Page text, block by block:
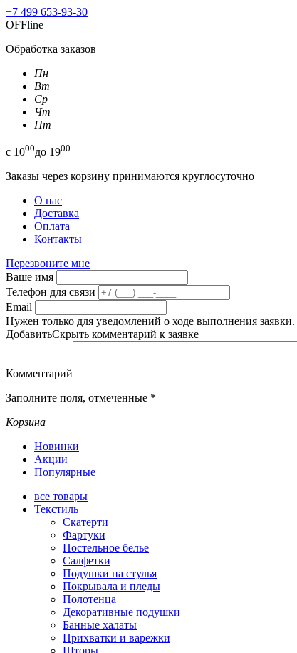
+7 499 653-93-30
OFFline
Обработка заказов
Пн
Вт
Ср
Чт
Пт
с 1000до 1900
Заказы через корзину принимаются круглосуточно
О нас
Доставка
Оплата
Контакты
Перезвоните мне
Ваше имя
Телефон для связи
Email
Нужен только для уведомлений о ходе выполнения заявки.
ДобавитьСкрыть комментарий к заявке
Комментарий
Заполните поля, отмеченные *
Корзина
Новинки
Акции
Популярные
все товары
Текстиль
Скатерти
Фартуки
Постельное белье
Салфетки
Подушки на стулья
Покрывала и пледы
Полотенца
Декоративные подушки
Банные халаты
Прихватки и варежки